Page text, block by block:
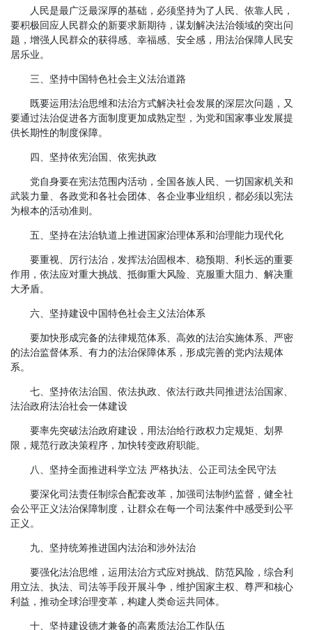
人民是最广泛最深厚的基础，必须坚持为了人民、依靠人民，
要积极回应人民群众的新要求新期待，谋划解决法治领域的突出问
题，增强人民群众的获得感、幸福感、安全感，用法治保障人民安
居乐业。
三、坚持中国特色社会主义法治道路
既要运用法治思维和法治方式解决社会发展的深层次问题，又
要通过法治促进各方面制度更加成熟定型，为党和国家事业发展提
供长期性的制度保障。
四、坚持依宪治国、依宪执政
党自身要在宪法范围内活动，全国各族人民、一切国家机关和
武装力量、各政党和各社会团体、各企业事业组织，都必须以宪法
为根本的活动准则。
五、坚持在法治轨道上推进国家治理体系和治理能力现代化
要重视、厉行法治，发挥法治固根本、稳预期、利长远的重要
作用，依法应对重大挑战、抵御重大风险、克服重大阻力、解决重
大矛盾。
六、坚持建设中国特色社会主义法治体系
要加快形成完备的法律规范体系、高效的法治实施体系、严密
的法治监督体系、有力的法治保障体系，形成完善的党内法规体
系。
七、坚持依法治国、依法执政、依法行政共同推进法治国家、
法治政府法治社会一体建设
要率先突破法治政府建设，用法治给行政权力定规矩、划界
限，规范行政决策程序，加快转变政府职能。
八、坚持全面推进科学立法 严格执法、公正司法全民守法
要深化司法责任制综合配套改革，加强司法制约监督，健全社
会公平正义法治保障制度，让群众在每一个司法案件中感受到公平
正义。
九、坚持统筹推进国内法治和涉外法治
要强化法治思维，运用法治方式应对挑战、防范风险，综合利
用立法、执法、司法等手段开展斗争，维护国家主权、尊严和核心
利益，推动全球治理变革，构建人类命运共同体。
十、坚持建设德才兼备的高素质法治工作队伍